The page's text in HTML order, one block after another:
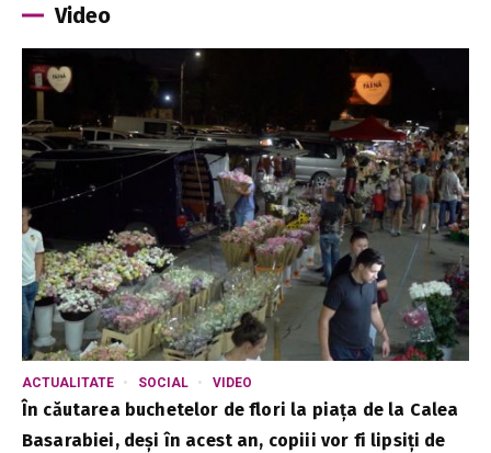
Video
ACTUALITATE SOCIAL VIDEO
În căutarea buchetelor de flori la piața de la Calea
Basarabiei, deși în acest an, copiii vor fi lipsiți de